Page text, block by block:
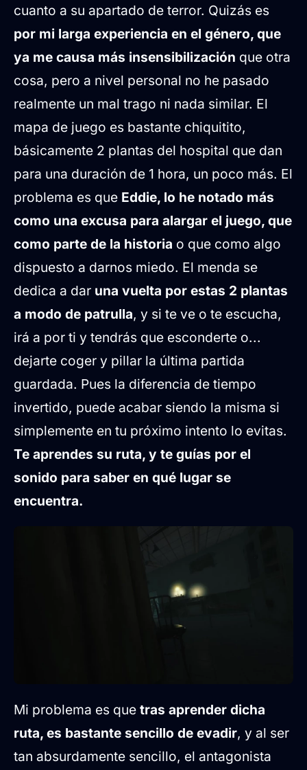
cuanto a su apartado de terror. Quizás es
por mi larga experiencia en el género, que
ya me causa más insensibilización que otra
cosa, pero a nivel personal no he pasado
realmente un mal trago ni nada similar. El
mapa de juego es bastante chiquitito,
básicamente 2 plantas del hospital que dan
para una duración de 1 hora, un poco más. El
problema es que Eddie, lo he notado más
como una excusa para alargar el juego, que
como parte de la historia o que como algo
dispuesto a darnos miedo. El menda se
dedica a dar una vuelta por estas 2 plantas
a modo de patrulla, y si te ve o te escucha,
irá a por ti y tendrás que esconderte o...
dejarte coger y pillar la última partida
guardada. Pues la diferencia de tiempo
invertido, puede acabar siendo la misma si
simplemente en tu próximo intento lo evitas.
Te aprendes su ruta, y te guías por el
sonido para saber en qué lugar se
encuentra.
Mi problema es que tras aprender dicha
ruta, es bastante sencillo de evadir, y al ser
tan absurdamente sencillo, el antagonista